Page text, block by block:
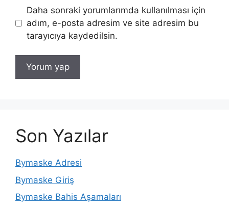
Daha sonraki yorumlarımda kullanılması için
adım, e-posta adresim ve site adresim bu
tarayıcıya kaydedilsin.
Son Yazılar
Bymaske Adresi
Bymaske Giriş
Bymaske Bahis Aşamaları